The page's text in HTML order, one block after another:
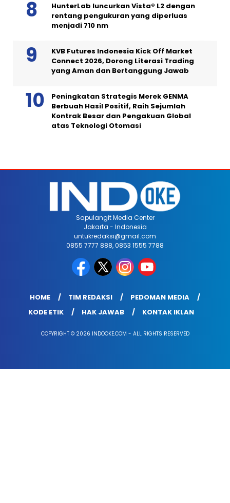
HunterLab luncurkan Vista® L2 dengan
rentang pengukuran yang diperluas
menjadi 710 nm
KVB Futures Indonesia Kick Off Market
Connect 2026, Dorong Literasi Trading
yang Aman dan Bertanggung Jawab
Peningkatan Strategis Merek GENMA
Berbuah Hasil Positif, Raih Sejumlah
Kontrak Besar dan Pengakuan Global
atas Teknologi Otomasi
Sapulangit Media Center
Jakarta - Indonesia
untukredaksi@gmail.com
0855 7777 888, 0853 1555 7788
HOME TIM REDAKSI
PEDOMAN MEDIA
KODE ETIK
HAK JAWAB KONTAK IKLAN
COPYRIGHT © 2026 INDOOKE.COM - ALL RIGHTS RESERVED